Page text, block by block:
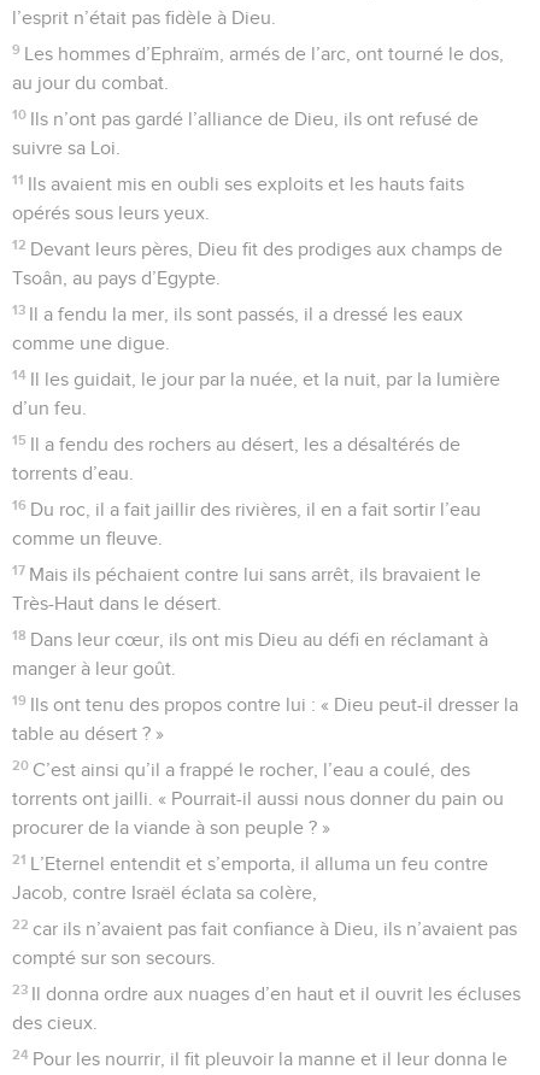
l’esprit n’était pas fidèle à Dieu.
9 Les hommes d’Ephraïm, armés de l’arc, ont tourné le dos,
au jour du combat.
10 Ils n’ont pas gardé l’alliance de Dieu, ils ont refusé de
suivre sa Loi.
11 Ils avaient mis en oubli ses exploits et les hauts faits
opérés sous leurs yeux.
12 Devant leurs pères, Dieu fit des prodiges aux champs de
Tsoân, au pays d’Egypte.
13 Il a fendu la mer, ils sont passés, il a dressé les eaux
comme une digue.
14 Il les guidait, le jour par la nuée, et la nuit, par la lumière
d’un feu.
15 Il a fendu des rochers au désert, les a désaltérés de
torrents d’eau.
16 Du roc, il a fait jaillir des rivières, il en a fait sortir l’eau
comme un fleuve.
17 Mais ils péchaient contre lui sans arrêt, ils bravaient le
Très-Haut dans le désert.
18 Dans leur cœur, ils ont mis Dieu au défi en réclamant à
manger à leur goût.
19 Ils ont tenu des propos contre lui : « Dieu peut-il dresser la
table au désert ? »
20 C’est ainsi qu’il a frappé le rocher, l’eau a coulé, des
torrents ont jailli. « Pourrait-il aussi nous donner du pain ou
procurer de la viande à son peuple ? »
21 L’Eternel entendit et s’emporta, il alluma un feu contre
Jacob, contre Israël éclata sa colère,
22 car ils n’avaient pas fait confiance à Dieu, ils n’avaient pas
compté sur son secours.
23 Il donna ordre aux nuages d’en haut et il ouvrit les écluses
des cieux.
24 Pour les nourrir, il fit pleuvoir la manne et il leur donna le